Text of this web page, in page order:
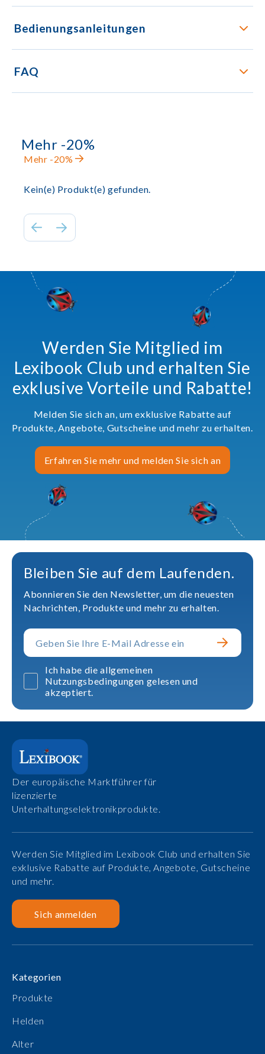
Bedienungsanleitungen
FAQ
Mehr -20%
Mehr -20%
Kein(e) Produkt(e) gefunden.
Werden Sie Mitglied im
Lexibook Club und erhalten Sie
exklusive Vorteile und Rabatte!
Melden Sie sich an, um exklusive Rabatte auf
Produkte, Angebote, Gutscheine und mehr zu erhalten.
Erfahren Sie mehr und melden Sie sich an
Bleiben Sie auf dem Laufenden.
Abonnieren Sie den Newsletter, um die neuesten
Nachrichten, Produkte und mehr zu erhalten.
Ich habe die allgemeinen
Nutzungsbedingungen gelesen und
akzeptiert.
Der europäische Marktführer für
lizenzierte
Unterhaltungselektronikprodukte.
Werden Sie Mitglied im Lexibook Club und erhalten Sie
exklusive Rabatte auf Produkte, Angebote, Gutscheine
und mehr.
Sich anmelden
Kategorien
Produkte
Helden
Alter